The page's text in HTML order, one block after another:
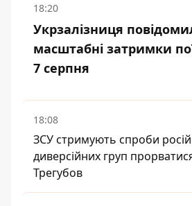
18:20
Укрзалізниця
масштабні затримки
7 серпня
18:08
ЗСУ стримують спроби
диверсійних груп
Трегубов